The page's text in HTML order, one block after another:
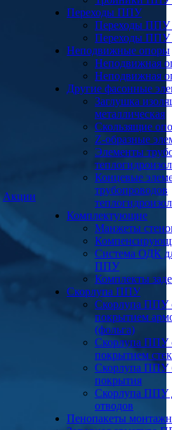
Акции
Переходы ППУ
Переходы
Переходы
Неподвижные опоры
Неподвижная
Неподвижная
Другие фасонные
Заглушка
металлическая
Скользящие
Z-образные
Элементы
Концевые
трубопроводов
Комплектующие
Манжеты
Система ОДК
ППУ
Комплекты
Скорлупа ППУ
Скорлупа ППУ
покрытием
(фольга)
Скорлупа ППУ
покрытием
Скорлупа ППУ
покрытия
Скорлупа ППУ
отводов
Пенопакеты